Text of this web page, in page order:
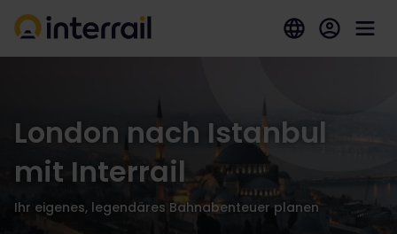
London nach Istanbul
mit Interrail
Ihr eigenes, legendäres Bahnabenteuer planen